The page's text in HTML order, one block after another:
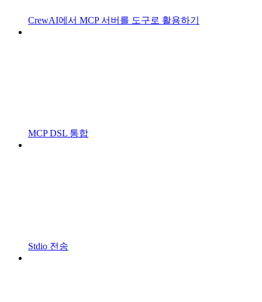
CrewAI에서 MCP 서버를 도구로 활용하기
MCP DSL 통합
Stdio 전송